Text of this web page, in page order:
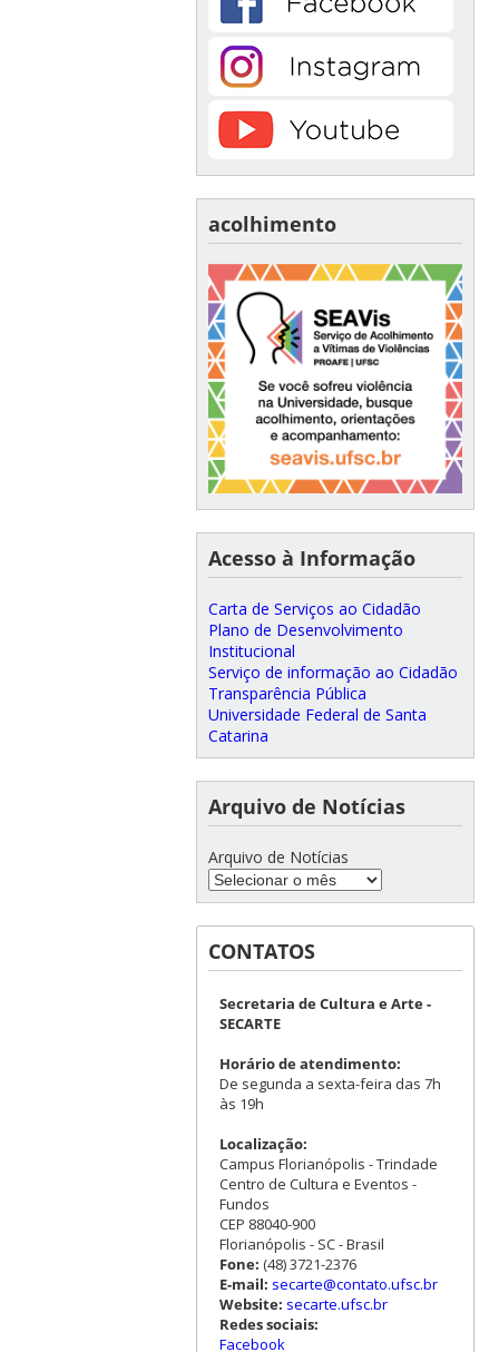
acolhimento
Acesso à Informação
Carta de Serviços ao Cidadão
Plano de Desenvolvimento
Institucional
Serviço de informação ao Cidadão
Transparência Pública
Universidade Federal de Santa
Catarina
Arquivo de Notícias
Arquivo de Notícias
CONTATOS
Secretaria de Cultura e Arte -
SECARTE
Horário de atendimento:
De segunda a sexta-feira das 7h
às 19h
Localização:
Campus Florianópolis - Trindade
Centro de Cultura e Eventos -
Fundos
CEP 88040-900
Florianópolis - SC - Brasil
Fone: (48) 3721-2376
E-mail: secarte@contato.ufsc.br
Website: secarte.ufsc.br
Redes sociais:
Facebook